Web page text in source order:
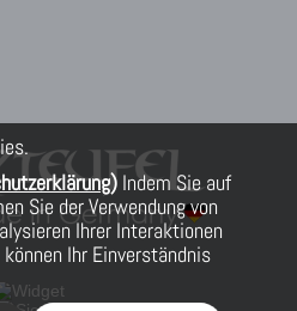
Indem Sie auf
Sie der Verwendung von
Ihrer Interaktionen
Ihr Einverständnis